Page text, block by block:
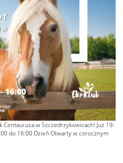
w Szczedrzykowicach! Już 19-
do 16:00 Dzień Otwarty w corocznym